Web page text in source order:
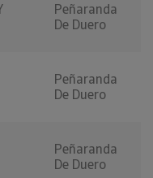
Peñaranda
De Duero
Peñaranda
De Duero
Peñaranda
De Duero